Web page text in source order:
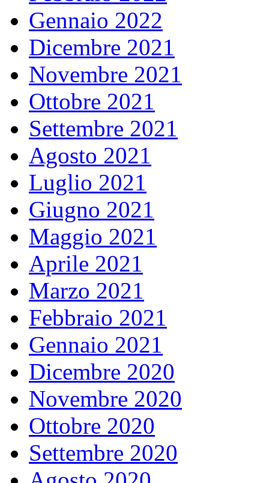
Gennaio 2022
Dicembre 2021
Novembre 2021
Ottobre 2021
Settembre 2021
Agosto 2021
Luglio 2021
Giugno 2021
Maggio 2021
Aprile 2021
Marzo 2021
Febbraio 2021
Gennaio 2021
Dicembre 2020
Novembre 2020
Ottobre 2020
Settembre 2020